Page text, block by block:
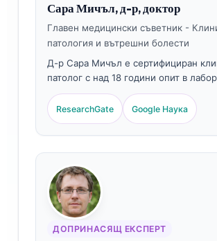
Сара Мичъл, д-р, доктор
Главен медицински съветник -
патология и вътрешни болести
Д-р Сара Мичъл е сертифициран
патолог с над 18 години опит в
медицина и диагностиката на
здраве. Тя притежава специализирани
сертификати по клинична химия и има
обширни публикации върху
биомаркерни панели и
лабораторен анализ в клиничната
ResearchGate Google Наука
ДОПРИНАСЯЩ ЕКСПЕРТ